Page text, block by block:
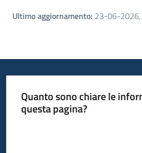
Ultimo aggiornamento: 23-06-
Quanto sono chiare le
questa pagina?